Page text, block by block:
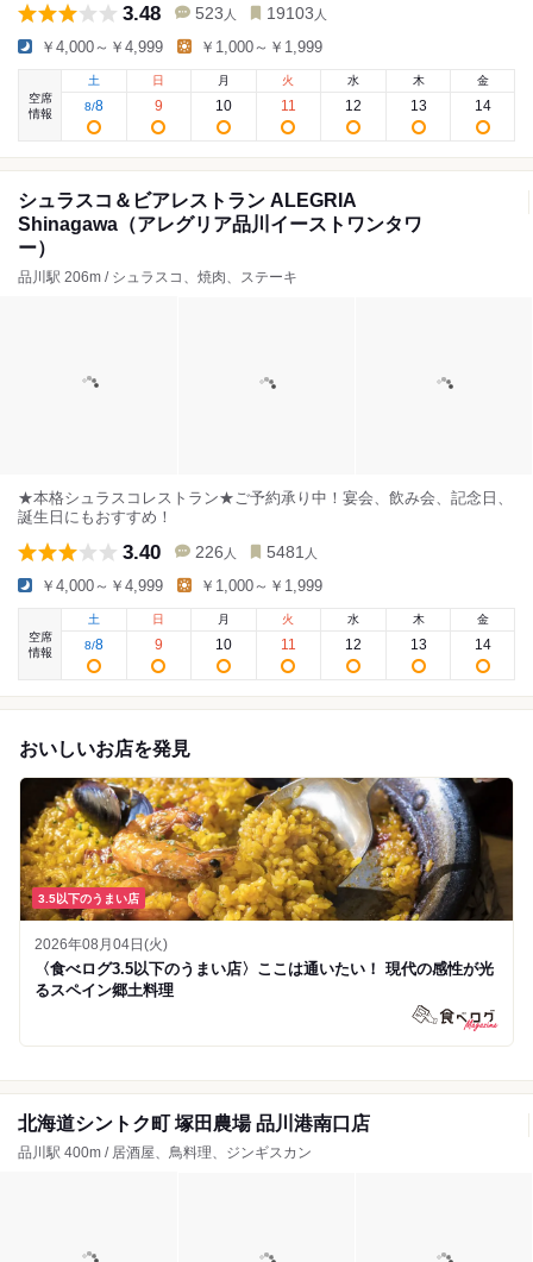
3.48 523 人 19103 人
￥4,000～￥4,999 ￥1,000～￥1,999
空席
情報
土
8/8
日
9
月
10
火
11
水
12
木
13
金
14
シュラスコ＆ビアレストラン ALEGRIA
Shinagawa（アレグリア品川イーストワンタワ
ー）
品川駅 206m / シュラスコ、焼肉、ステーキ
★本格シュラスコレストラン★ご予約承り中！宴会、飲み会、記念日、
誕生日にもおすすめ！
3.40 226 人 5481 人
￥4,000～￥4,999 ￥1,000～￥1,999
空席
情報
土
8/8
日
9
月
10
火
11
水
12
木
13
金
14
おいしいお店を発見
3.5以下のうまい店
2026年08月04日(火)
〈食べログ3.5以下のうまい店〉ここは通いたい！ 現代の感性が光
るスペイン郷土料理
北海道シントク町 塚田農場 品川港南口店
品川駅 400m / 居酒屋、鳥料理、ジンギスカン